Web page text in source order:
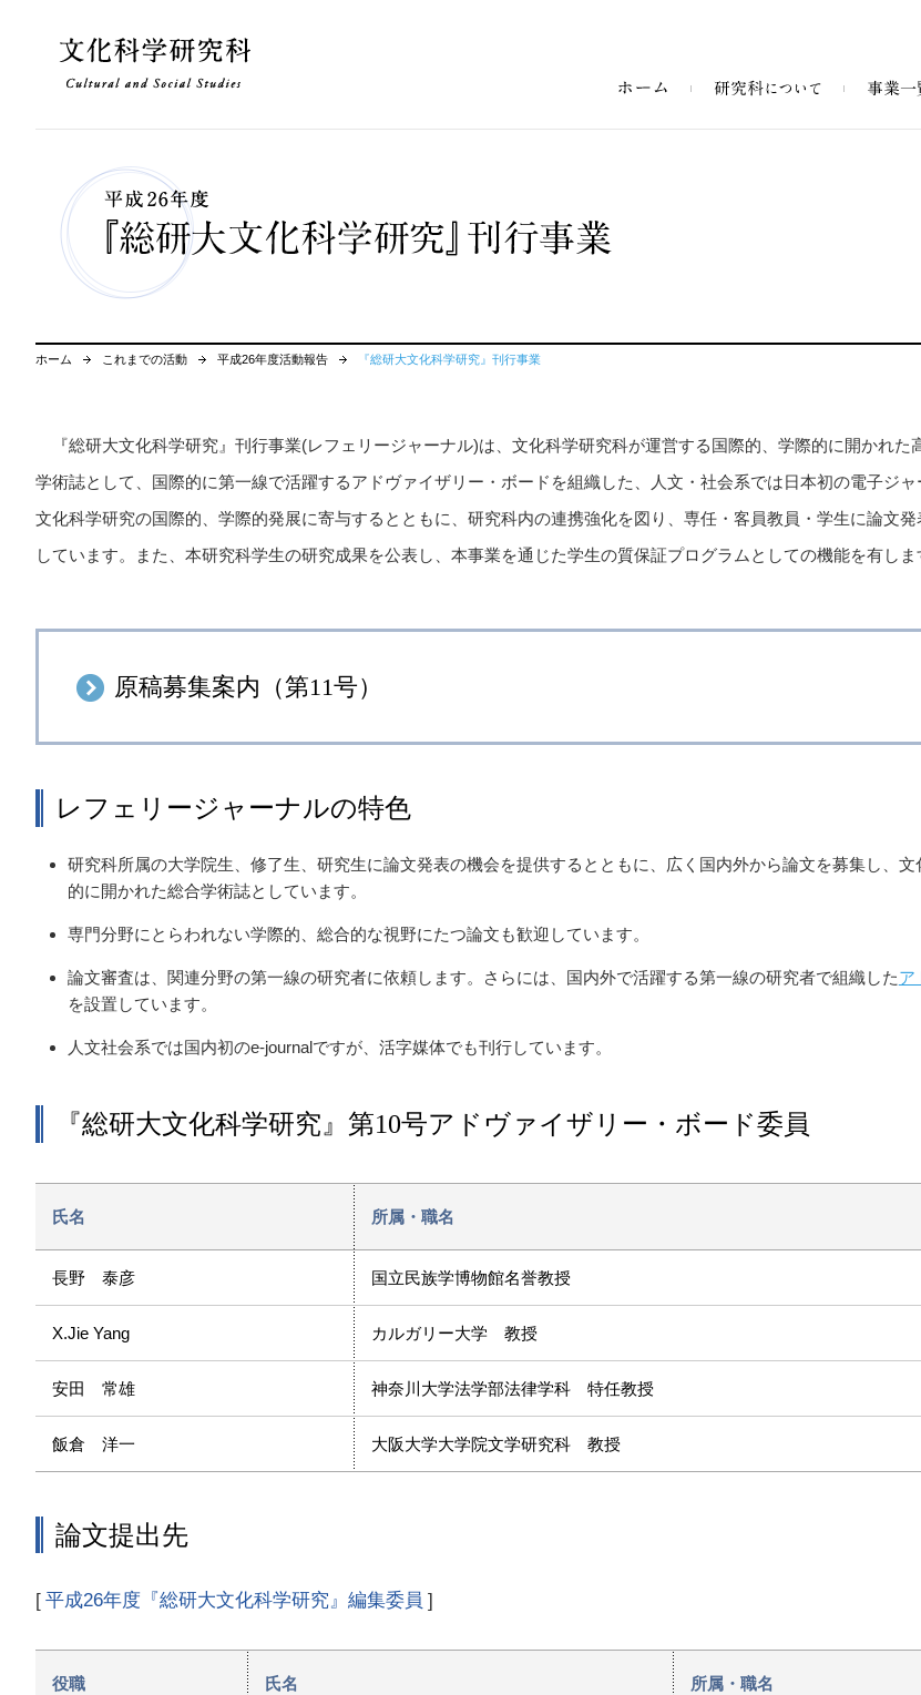
ホーム これまでの活動 平成26年度活動報告 『総研大文化科学研究』刊行事業
『総研大文化科学研究』刊行事業(レフェリージャーナル)は、文化科学研究科が運営する国際的、学際的に開かれた
学術誌として、国際的に第一線で活躍するアドヴァイザリー・ボードを組織した、人文・社会系では日本初の電子ジャ
文化科学研究の国際的、学際的発展に寄与するとともに、研究科内の連携強化を図り、専任・客員教員・学生に論文
しています。また、本研究科学生の研究成果を公表し、本事業を通じた学生の質保証プログラムとしての機能を有しま
原稿募集案内（第11号）
レフェリージャーナルの特色
研究科所属の大学院生、修了生、研究生に論文発表の機会を提供するとともに、広く国内外から論文を募集し、
的に開かれた総合学術誌としています。
専門分野にとらわれない学際的、総合的な視野にたつ論文も歓迎しています。
論文審査は、関連分野の第一線の研究者に依頼します。さらには、国内外で活躍する第一線の研究者で組織したア
を設置しています。
人文社会系では国内初のe-journalですが、活字媒体でも刊行しています。
『総研大文化科学研究』第10号アドヴァイザリー・ボード委員
氏名 所属・職名
長野 泰彦 国立民族学博物館名誉教授
X.Jie Yang カルガリー大学 教授
安田 常雄 神奈川大学法学部法律学科 特任教授
飯倉 洋一 大阪大学大学院文学研究科 教授
論文提出先
平成26年度『総研大文化科学研究』編集委員
役職 氏名 所属・職名